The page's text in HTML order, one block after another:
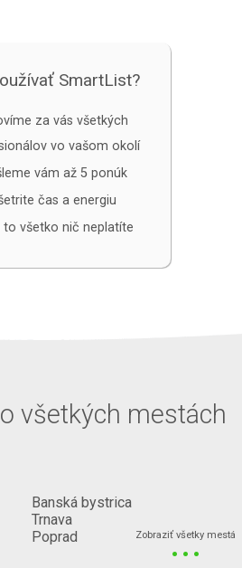
SmartList?
za vás všetkých
vo vašom okolí
vám až 5 ponúk
čas a energiu
to všetko nič neplatíte
všetkých mestách
Banská bystrica
Trnava
Poprad
Zobraziť všetky mestá
...